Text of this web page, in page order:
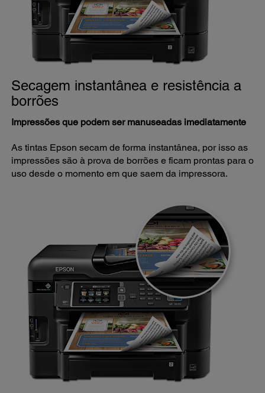
Secagem instantânea e resistência a
borrões
Impressões que podem ser manuseadas imediatamente
As tintas Epson secam de forma instantânea, por isso as
impressões são à prova de borrões e ficam prontas para o
uso desde o momento em que saem da impressora.